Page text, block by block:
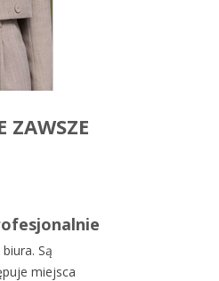
ZAWSZE
Są
miejsca